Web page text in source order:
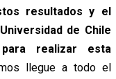
resultados y el
de Chile
realizar esta
llegue a todo el